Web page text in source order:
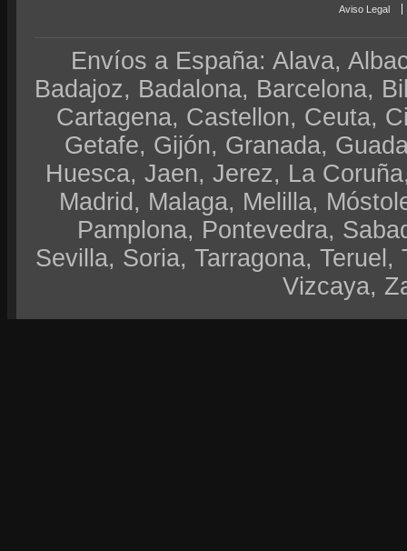
Aviso Legal
Envíos a España: Alava,
Badajoz, Badalona, Barcelona,
Cartagena, Castellon, Ceuta,
Getafe, Gijón, Granada,
Huesca, Jaen, Jerez, La
Madrid, Malaga, Melilla,
Pamplona, Pontevedra,
Sevilla, Soria, Tarragona,
Vizcaya,